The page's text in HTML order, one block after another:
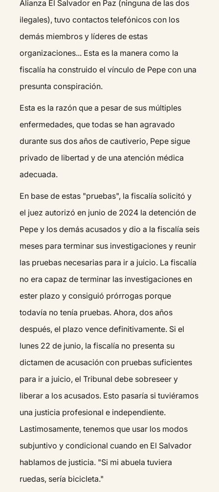
Alianza El Salvador en Paz (ninguna de las dos
ilegales), tuvo contactos telefónicos con los
demás miembros y líderes de estas
organizaciones... Esta es la manera como la
fiscalía ha construido el vínculo de Pepe con una
presunta conspiración.
Esta es la razón que a pesar de sus múltiples
enfermedades, que todas se han agravado
durante sus dos años de cautiverio, Pepe sigue
privado de libertad y de una atención médica
adecuada.
En base de estas "pruebas", la fiscalía solicitó y
el juez autorizó en junio de 2024 la detención de
Pepe y los demás acusados y dio a la fiscalía seis
meses para terminar sus investigaciones y reunir
las pruebas necesarias para ir a juicio. La fiscalía
no era capaz de terminar las investigaciones en
ester plazo y consiguió prórrogas porque
todavía no tenía pruebas. Ahora, dos años
después, el plazo vence definitivamente. Si el
lunes 22 de junio, la fiscalía no presenta su
dictamen de acusación con pruebas suficientes
para ir a juicio, el Tribunal debe sobreseer y
liberar a los acusados. Esto pasaría si tuviéramos
una justicia profesional e independiente.
Lastimosamente, tenemos que usar los modos
subjuntivo y condicional cuando en El Salvador
hablamos de justicia. "Si mi abuela tuviera
ruedas, sería bicicleta."